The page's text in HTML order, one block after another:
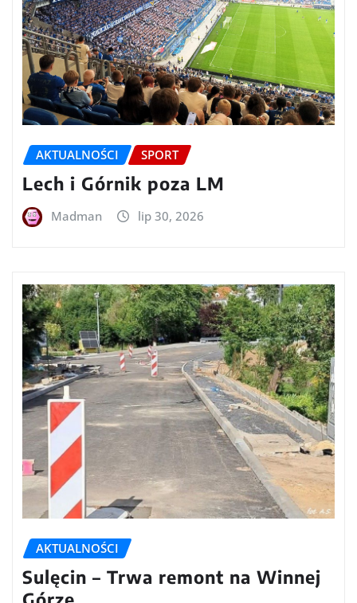
AKTUALNOŚCI SPORT
Lech i Górnik poza LM
Madman lip 30, 2026
AKTUALNOŚCI
Sulęcin – Trwa remont na Winnej